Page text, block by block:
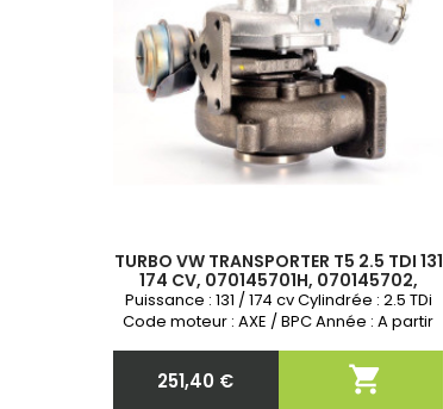
TURBO VW TRANSPORTER T5 2.5 TDI 131
174 CV, 070145701H, 070145702,
070145702A, 720931-1, 720931-2,
720931-3, 720931-4
Puissance : 131 / 174 cv Cylindrée : 2.5 TDi
Code moteur : AXE / BPC Année : A partir
Prix
251,40 € 